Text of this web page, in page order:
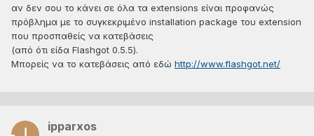
αν δεν σου το κάνει σε όλα τα extensions είναι προφανώς
πρόβλημα με το συγκεκριμένο installation package του extension
που προσπαθείς να κατεβάσεις
(από ότι είδα Flashgot 0.5.5).
Μπορείς να το κατεβάσεις από εδώ http://www.flashgot.net/
ipparxos